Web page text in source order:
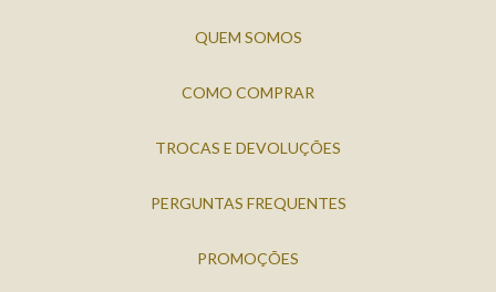
QUEM SOMOS
COMO COMPRAR
TROCAS E DEVOLUÇÕES
PERGUNTAS FREQUENTES
PROMOÇÕES